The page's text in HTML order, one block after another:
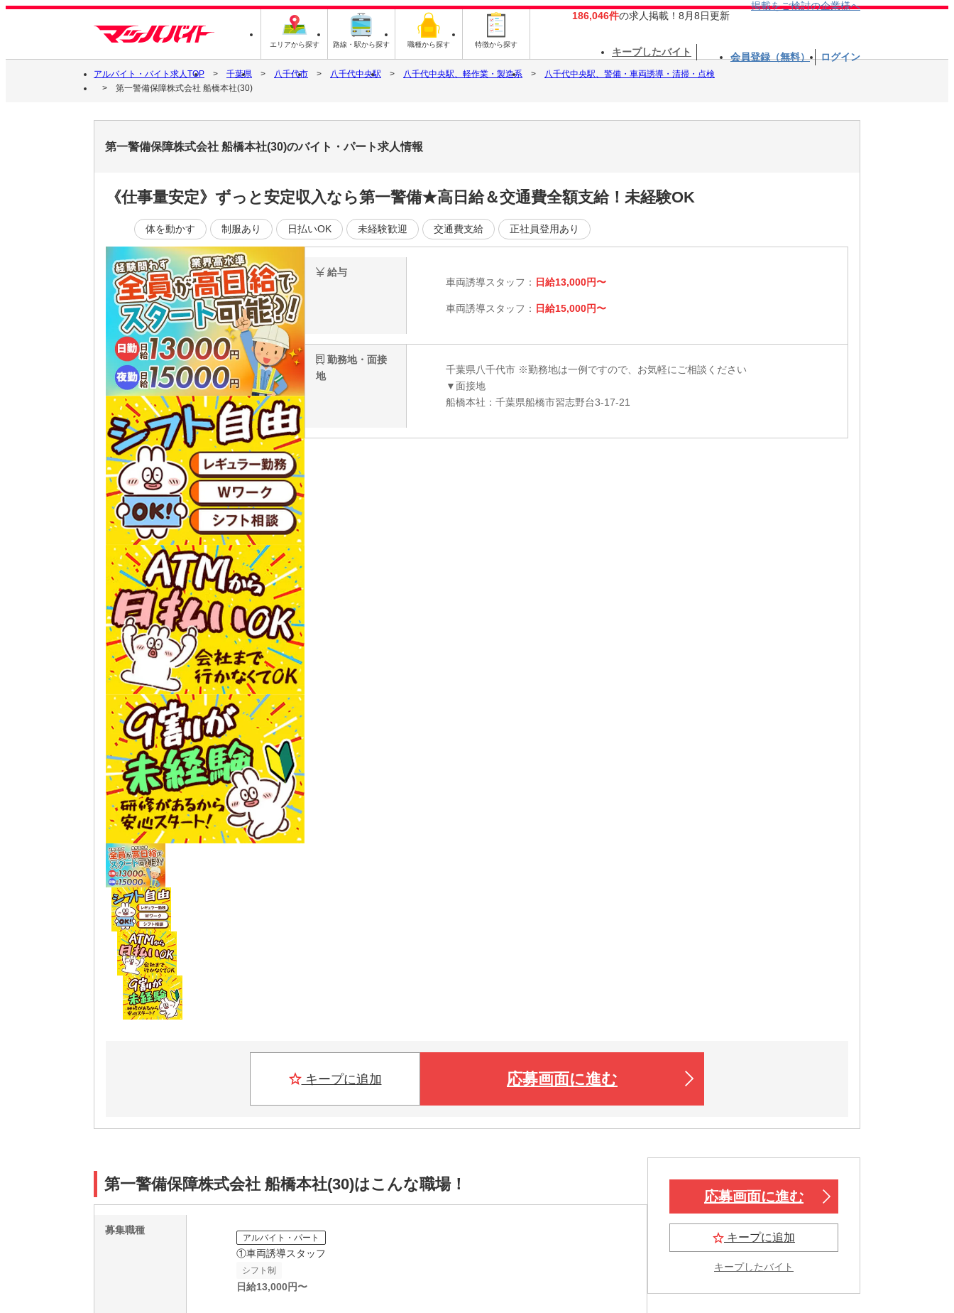
エリアから探す 路線・駅から探す 職種から探す 特徴から探す
186,046件の求人掲載！8月8日更新
掲載をご検討の企業様へ
キープしたバイト 会員登録（無料） ログイン
アルバイト・バイト求人TOP 千葉県 八千代市 八千代中央駅 八千代中央駅、軽作業・製造系
八千代中央駅、警備・車両誘導・清掃・点検
第一警備保障株式会社 船橋本社(30)
第一警備保障株式会社 船橋本社(30)のバイト・パート求人情報
《仕事量安定》ずっと安定収入なら第一警備★高日給＆交通費全額支給！未経験OK
体を動かす 制服あり 日払いOK 未経験歓迎 交通費支給 正社員登用あり
給与
車両誘導スタッフ： 日給13,000円〜
車両誘導スタッフ： 日給15,000円〜
勤務地・面接
地
千葉県八千代市 ※勤務地は一例ですので、お気軽にご相談ください
▼面接地
船橋本社：千葉県船橋市習志野台3-17-21
キープに追加 応募画面に進む
第一警備保障株式会社 船橋本社(30)はこんな職場！
募集職種
アルバイト・パート
①車両誘導スタッフ
シフト制
日給13,000円〜
応募画面に進む
キープに追加
キープしたバイト